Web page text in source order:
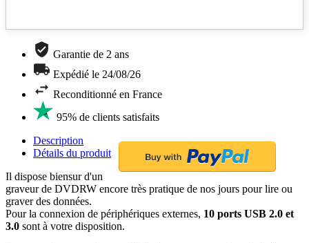
Garantie de 2 ans
Expédié le 24/08/26
Reconditionné en France
95% de clients satisfaits
Description
Détails du produit
Il dispose biensur d'un
graveur de DVDRW encore très pratique de nos jours pour lire ou
graver des données.
Pour la connexion de périphériques externes, 10 ports USB 2.0 et
3.0 sont à votre disposition.